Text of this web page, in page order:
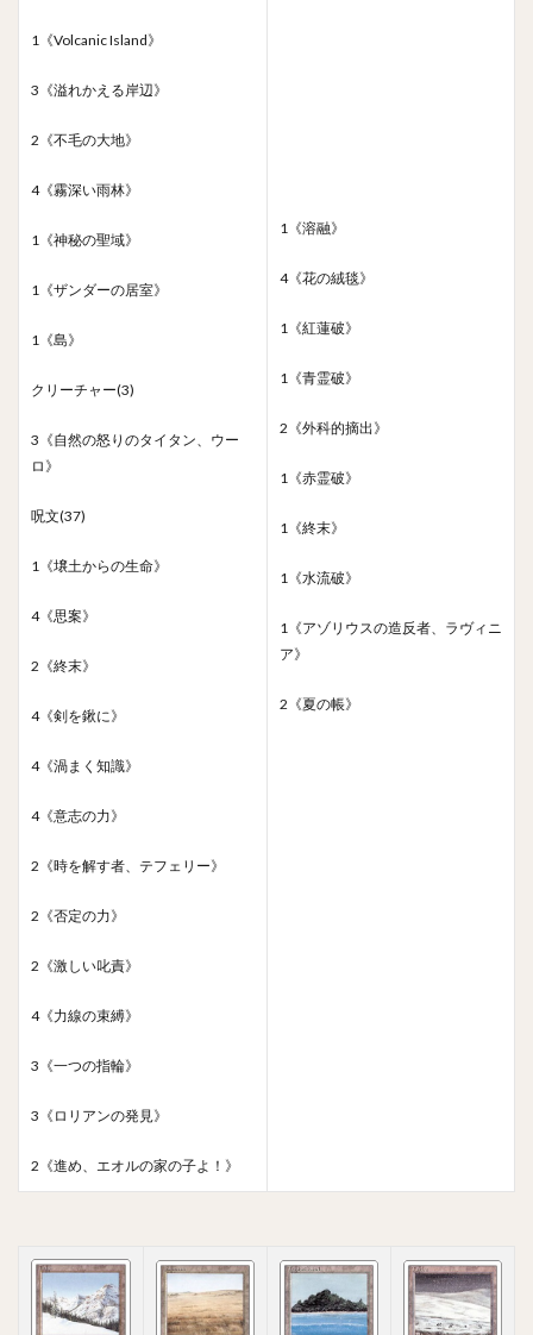
1《Volcanic Island》
3《溢れかえる岸辺》
2《不毛の大地》
4《霧深い雨林》
1《神秘の聖域》
1《ザンダーの居室》
1《島》
クリーチャー(3)
3《自然の怒りのタイタン、ウー
ロ》
呪文(37)
1《壌土からの生命》
4《思案》
2《終末》
4《剣を鍬に》
4《渦まく知識》
4《意志の力》
2《時を解す者、テフェリー》
2《否定の力》
2《激しい叱責》
4《力線の束縛》
3《一つの指輪》
3《ロリアンの発見》
2《進め、エオルの家の子よ！》
1《溶融》
4《花の絨毯》
1《紅蓮破》
1《青霊破》
2《外科的摘出》
1《赤霊破》
1《終末》
1《水流破》
1《アゾリウスの造反者、ラヴィニ
ア》
2《夏の帳》